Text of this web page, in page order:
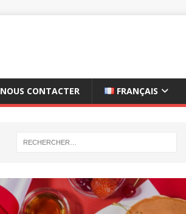
NOUS CONTACTER FRANÇAIS